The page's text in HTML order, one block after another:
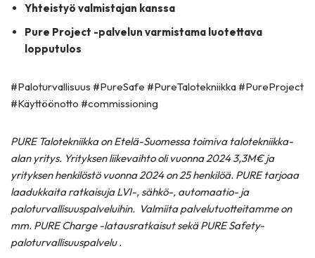
Yhteistyö valmistajan kanssa
Pure Project -palvelun varmistama luotettava
lopputulos
#Paloturvallisuus #PureSafe #PureTalotekniikka #PureProject
#Käyttöönotto #commissioning
PURE Talotekniikka on Etelä-Suomessa toimiva talotekniikka-
alan yritys. Yrityksen liikevaihto oli vuonna 2024 3,3M€ ja
yrityksen henkilöstö vuonna 2024 on 25 henkilöä. PURE tarjoaa
laadukkaita ratkaisuja LVI-, sähkö-, automaatio- ja
paloturvallisuuspalveluihin. Valmiita palvelutuotteitamme on
mm. PURE Charge -latausratkaisut sekä PURE Safety-
paloturvallisuuspalvelu .